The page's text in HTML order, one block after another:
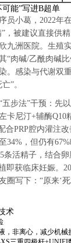
能”写进B超单
员小葛，2022年
，被建议直接供
九洲医院。生殖
“肉碱/乙酰肉碱
。感染与代谢双
”。
五步法”干预：先
卡尼汀+辅酶Q10
合PRP腔内灌注
34%，但仍有
条活精子，结合
即获临床妊娠。
圈写下：“原来‘
术
，非离心，减少机械